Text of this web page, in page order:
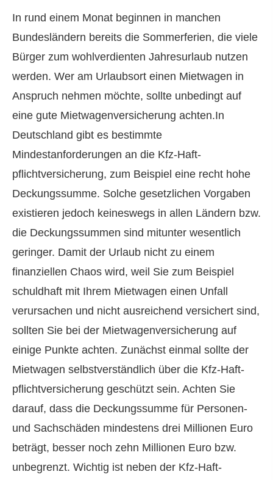
In rund einem Monat beginnen in manchen
Bundesländern bereits die Sommerferien, die viele
Bürger zum wohlverdienten Jahresurlaub nutzen
werden. Wer am Urlaubsort einen Mietwagen in
Anspruch nehmen möchte, sollte unbedingt auf
eine gute Mietwagenversicherung achten.In
Deutschland gibt es bestimmte
Mindestanforderungen an die Kfz-Haft­
pflichtversicherung, zum Beispiel eine recht hohe
Deckungs­summe. Solche gesetzlichen Vorgaben
existieren jedoch keineswegs in allen Ländern bzw.
die Deckungs­summen sind mitunter wesentlich
geringer. Damit der Urlaub nicht zu einem
finanziellen Chaos wird, weil Sie zum Beispiel
schuldhaft mit Ihrem Mietwagen einen Unfall
verursachen und nicht ausreichend versichert sind,
sollten Sie bei der Mietwagenversicherung auf
einige Punkte achten. Zunächst einmal sollte der
Mietwagen selbstverständlich über die Kfz-Haft­
pflichtversicherung geschützt sein. Achten Sie
darauf, dass die Deckungs­summe für Per­sonen-
und Sachschäden mindestens drei Millionen Euro
beträgt, besser noch zehn Millionen Euro bzw.
unbegrenzt. Wichtig ist neben der Kfz-Haft­